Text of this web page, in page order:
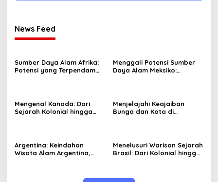
News Feed
Sumber Daya Alam Afrika:
Potensi yang Terpendam
Menggali Potensi Sumber
Daya Alam Meksiko:
Mengenal Kanada: Dari
Sejarah Kolonial hingga
Menjelajahi Keajaiban
Bunga dan Kota di
Argentina: Keindahan
Wisata Alam Argentina,
Menelusuri Warisan Sejarah
Brasil: Dari Kolonial hingga